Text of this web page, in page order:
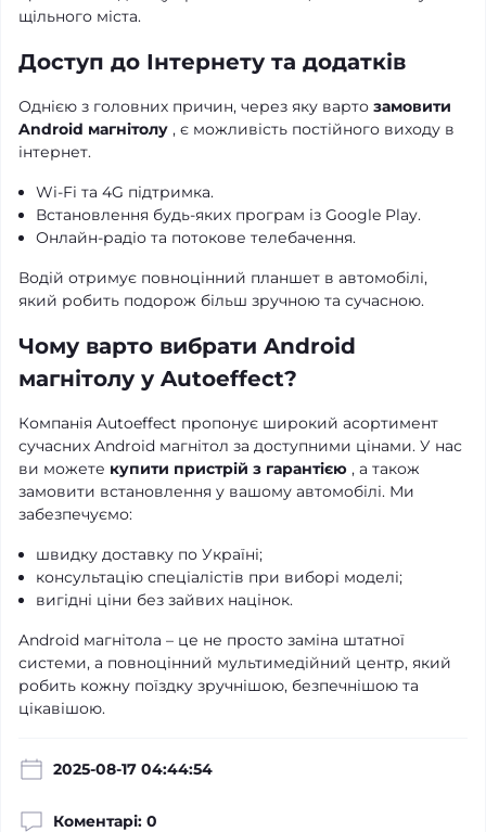
щільного міста.
Доступ до Інтернету та додатків
Однією з головних причин, через яку варто замовити
Android магнітолу , є можливість постійного виходу в
інтернет.
Wi-Fi та 4G підтримка.
Встановлення будь-яких програм із Google Play.
Онлайн-радіо та потокове телебачення.
Водій отримує повноцінний планшет в автомобілі,
який робить подорож більш зручною та сучасною.
Чому варто вибрати Android
магнітолу у Autoeffect?
Компанія Autoeffect пропонує широкий асортимент
сучасних Android магнітол за доступними цінами. У нас
ви можете купити пристрій з гарантією , а також
замовити встановлення у вашому автомобілі. Ми
забезпечуємо:
швидку доставку по Україні;
консультацію спеціалістів при виборі моделі;
вигідні ціни без зайвих націнок.
Android магнітола – це не просто заміна штатної
системи, а повноцінний мультимедійний центр, який
робить кожну поїздку зручнішою, безпечнішою та
цікавішою.
2025-08-17 04:44:54
Коментарі: 0